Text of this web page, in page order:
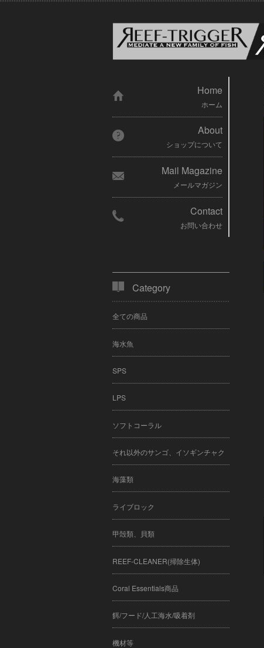
Home
ホーム
About
ショップについて
Mail Magazine
メールマガジン
Contact
お問い合わせ
Category
全ての商品
海水魚
SPS
LPS
ソフトコーラル
それ以外のサンゴ、イソギンチャク
海藻類
ライブロック
甲殻類、貝類
REEF-CLEANER(掃除生体)
Coral Essentials商品
餌/フード/人工海水/吸着剤
機材等